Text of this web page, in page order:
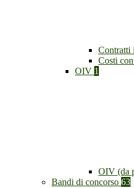
Contratti
Costi
OIV 1
OIV (da
Bandi di concorso 63